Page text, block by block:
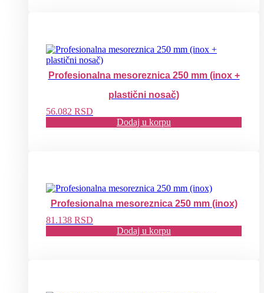
Profesionalna mesoreznica 250 mm (inox +
plastični nosač)
56.082 RSD
Dodaj u korpu
Profesionalna mesoreznica 250 mm (inox)
81.138 RSD
Dodaj u korpu